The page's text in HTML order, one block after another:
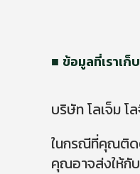
สื่อแ
ติดต่
ร่วม
ข้อมูลที่เราเก็
บริษัท โลเจ็ม
ในกรณีที่คุณติด
คุณอาจส่งให้กั